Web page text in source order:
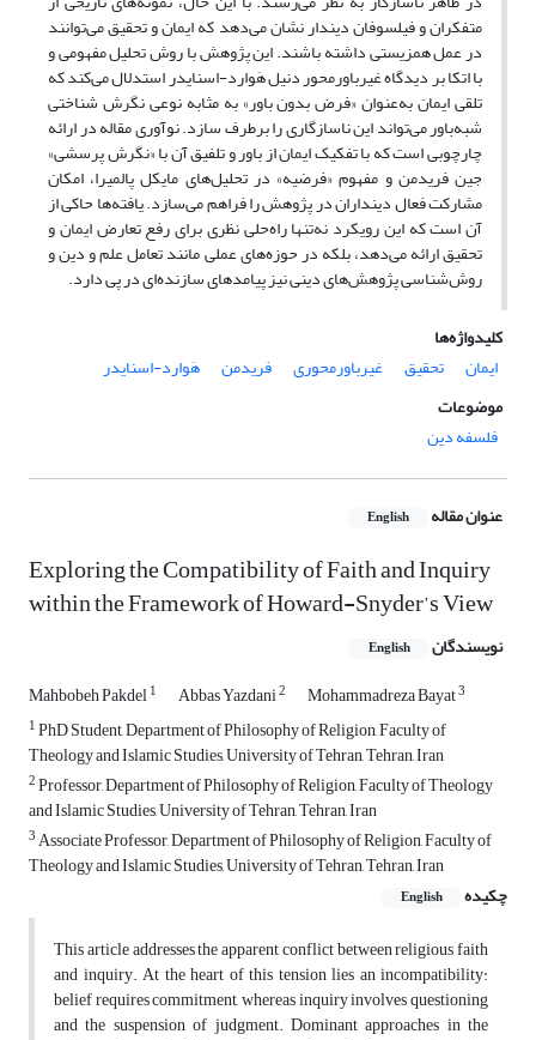
متفکران و فیلسوفان دیندار نشان می‌دهد که ایمان و تحقیق می‌توانند
در عمل همزیستی داشته باشند. این پژوهش با روش تحلیل مفهومی و
با اتکا بر دیدگاه غیرباورمحور دنیل هَوارد-اسنایدر استدلال می‌کند که
تلقی ایمان به‌عنوان «فرض بدون باور» به مثابه نوعی نگرش شناختی
شبه‌باور می‌تواند این ناسازگاری را برطرف سازد. نوآوری مقاله در ارائه
چارچوبی است که با تفکیک ایمان از باور و تلفیق آن با «نگرش پرسشی»
جین فریدمن و مفهوم «فرضیه» در تحلیل‌های مایکل پالمیرا، امکان
مشارکت فعال دینداران در پژوهش‌ را فراهم می‌سازد. یافته‌ها حاکی از
آن است که این رویکرد نه‌تنها راه‌حلی نظری برای رفع تعارض ایمان و
تحقیق ارائه می‌دهد، بلکه در حوزه‌های عملی مانند تعامل علم و دین و
روش‌شناسی پژوهش‌های دینی نیز پیامدهای سازنده‌ای در پی دارد.
کلیدواژه‌ها
ایمان
تحقیق غیرباورمحوری فریدمن
هَوارد-اسنایدر
موضوعات
فلسفه دین
عنوان مقاله English
Exploring the Compatibility of Faith and Inquiry
within the Framework of Howard-Snyder’s View
نویسندگان English
Mahbobeh Pakdel1 Abbas Yazdani2 Mohammadreza Bayat3
1PhD Student, Department of Philosophy of Religion, Faculty of
Theology and Islamic Studies, University of Tehran, Tehran, Iran
2Professor, Department of Philosophy of Religion, Faculty of Theology
and Islamic Studies, University of Tehran, Tehran, Iran
3Associate Professor, Department of Philosophy of Religion, Faculty of
Theology and Islamic Studies, University of Tehran, Tehran, Iran
چکیده
English
This article addresses the apparent conflict between religious faith
and inquiry. At the heart of this tension lies an incompatibility:
belief requires commitment, whereas inquiry involves questioning
and the suspension of judgment. Dominant approaches in the